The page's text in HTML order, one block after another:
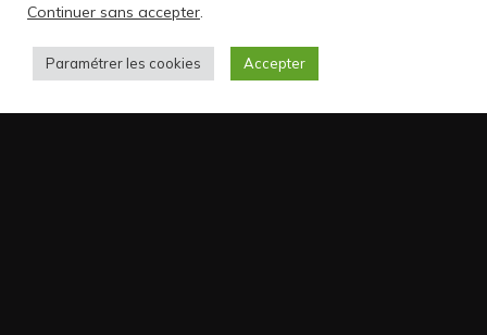
Continuer sans accepter.
Paramétrer les cookies Accepter